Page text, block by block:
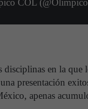
COL
disciplinas en la
presentación
apenas